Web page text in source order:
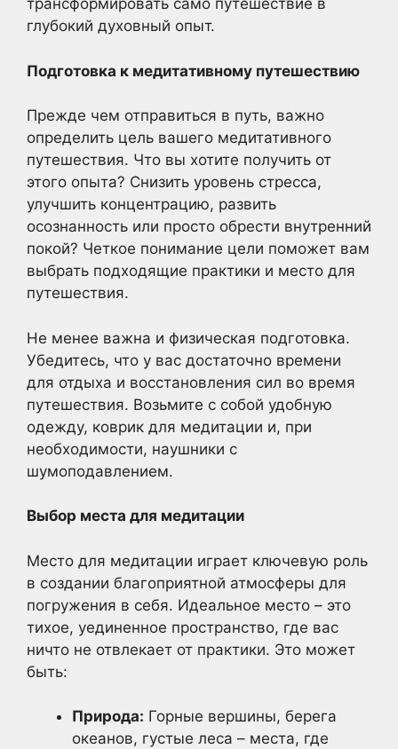
трансформировать само путешествие в
глубокий духовный опыт.
Подготовка к медитативному путешествию
Прежде чем отправиться в путь, важно
определить цель вашего медитативного
путешествия. Что вы хотите получить от
этого опыта? Снизить уровень стресса,
улучшить концентрацию, развить
осознанность или просто обрести внутренний
покой? Четкое понимание цели поможет вам
выбрать подходящие практики и место для
путешествия.
Не менее важна и физическая подготовка.
Убедитесь, что у вас достаточно времени
для отдыха и восстановления сил во время
путешествия. Возьмите с собой удобную
одежду, коврик для медитации и, при
необходимости, наушники с
шумоподавлением.
Выбор места для медитации
Место для медитации играет ключевую роль
в создании благоприятной атмосферы для
погружения в себя. Идеальное место – это
тихое, уединенное пространство, где вас
ничто не отвлекает от практики. Это может
быть:
Природа: Горные вершины, берега
океанов, густые леса – места, где